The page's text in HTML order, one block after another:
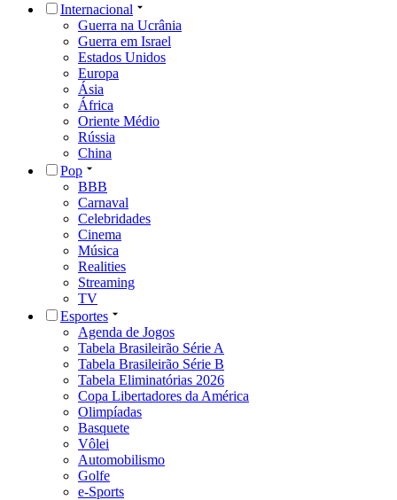
Internacional
Guerra na Ucrânia
Guerra em Israel
Estados Unidos
Europa
Ásia
África
Oriente Médio
Rússia
China
Pop
BBB
Carnaval
Celebridades
Cinema
Música
Realities
Streaming
TV
Esportes
Agenda de Jogos
Tabela Brasileirão Série A
Tabela Brasileirão Série B
Tabela Eliminatórias 2026
Copa Libertadores da América
Olimpíadas
Basquete
Vôlei
Automobilismo
Golfe
e-Sports